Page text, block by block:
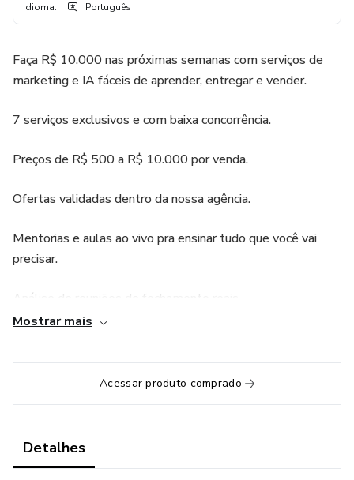
Idioma: Português
Faça R$ 10.000 nas próximas semanas com serviços de
marketing e IA fáceis de aprender, entregar e vender.
7 serviços exclusivos e com baixa concorrência.
Preços de R$ 500 a R$ 10.000 por venda.
Ofertas validadas dentro da nossa agência.
Mentorias e aulas ao vivo pra ensinar tudo que você vai
precisar.
Análise de reuniões de fechamento reais.
Mostrar mais
Acessar produto comprado
Detalhes